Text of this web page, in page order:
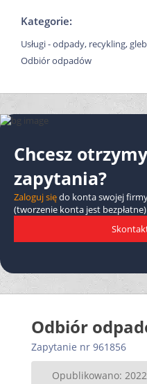
Kategorie:
Usługi - odpady, recykling,
Odbiór odpadów
Chcesz
zapytania?
Zaloguj siędo konta swojej
(tworzenie konta jest
Odbiór
Zapytanie nr 961856
Opublikowano: